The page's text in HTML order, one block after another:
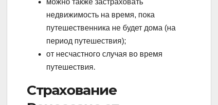
можно также застраховать
недвижимость на время, пока
путешественника не будет дома (на
период путешествия);
от несчастного случая во время
путешествия.
Страхование